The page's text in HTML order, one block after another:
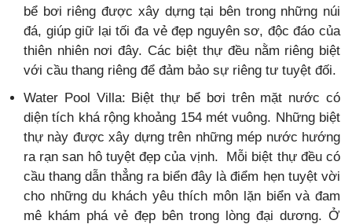
bể bơi riêng được xây dựng tại bên trong những núi
đá, giúp giữ lại tối đa vẻ đẹp nguyên sơ, độc đáo của
thiên nhiên nơi đây. Các biệt thự đều nằm riêng biệt
với cầu thang riêng để đảm bảo sự riêng tư tuyệt đối.
Water Pool Villa: Biệt thự bể bơi trên mặt nước có
diện tích khá rộng khoảng 154 mét vuông. Những biệt
thự này được xây dựng trên những mép nước hướng
ra rạn san hô tuyệt đẹp của vịnh. Mỗi biệt thự đều có
cầu thang dẫn thẳng ra biển đây là điểm hẹn tuyệt vời
cho những du khách yêu thích môn lặn biển và đam
mê khám phá vẻ đẹp bên trong lòng đại dương. Ở